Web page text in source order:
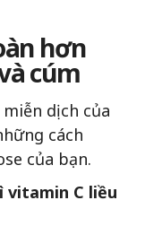
hơn
cúm
dịch của
cách
của bạn.
vitamin C liều